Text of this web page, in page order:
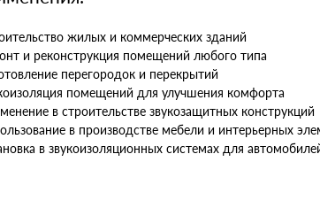
жилых и коммерческих зданий
и реконструкция помещений любого типа
перегородок и перекрытий
помещений для улучшения комфорта
в строительстве звукозащитных конструкций
в производстве мебели и интерьерных
в звукоизоляционных системах для